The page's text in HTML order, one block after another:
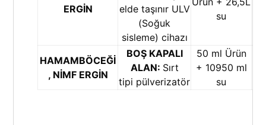
ERGİN
elde taşınır ULV
(Soğuk
sisleme) cihazı
su
HAMAMBÖCEĞİ
, NİMF ERGİN
BOŞ KAPALI
ALAN: Sırt
tipi pülverizatör
50 ml Ürün
+ 10950 ml
su